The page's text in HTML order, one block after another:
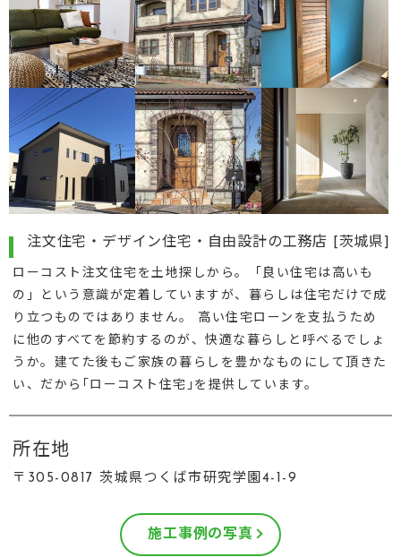
注文住宅・デザイン住宅・自由設計の工務店 [茨城県]
ローコスト注文住宅を土地探しから。「良い住宅は高いも
の」という意識が定着していますが、暮らしは住宅だけで成
り立つものではありません。 高い住宅ローンを支払うため
に他のすべてを節約するのが、快適な暮らしと呼べるでしょ
うか。建てた後もご家族の暮らしを豊かなものにして頂きた
い、だから｢ローコスト住宅｣を提供しています。
所在地
〒305-0817 茨城県つくば市研究学園4-1-9
施工事例の写真